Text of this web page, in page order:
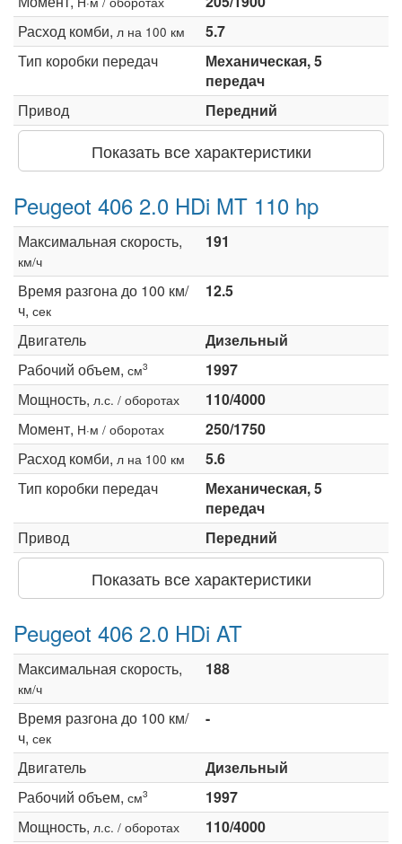
Расход комби, л на 100 км
5.7
Тип коробки передач
Механическая, 5
передач
Привод
Передний
Показать все характеристики
Peugeot 406 2.0 HDi MT 110 hp
Максимальная скорость,
км/ч
191
Время разгона до 100 км/
ч, сек
12.5
Двигатель
Дизельный
Рабочий объем, см3
1997
Мощность, л.с. / оборотах
110/4000
Момент, Н·м / оборотах
250/1750
Расход комби, л на 100 км
5.6
Тип коробки передач
Механическая, 5
передач
Привод
Передний
Показать все характеристики
Peugeot 406 2.0 HDi AT
Максимальная скорость,
км/ч
188
Время разгона до 100 км/
ч, сек
-
Двигатель
Дизельный
Рабочий объем, см3
1997
Мощность, л.с. / оборотах
110/4000